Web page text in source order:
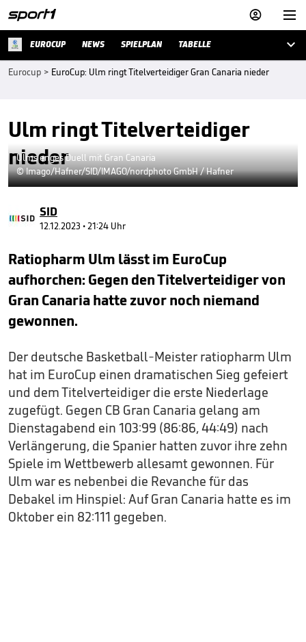


EUROCUP NEWS SPIELPLAN TABELLE 
Eurocup > EuroCup: Ulm ringt Titelverteidiger Gran Canaria nieder
Ulm ringt Titelverteidiger
nieder
Ulms enges Duell mit Gran Canaria
© Imago/Hafner/SID/IMAGO/nordphoto GmbH / Hafner
SID
12.12.2023 • 21:24 Uhr
Ratiopharm Ulm lässt im EuroCup
aufhorchen: Gegen den Titelverteidiger von
Gran Canaria hatte zuvor noch niemand
gewonnen.
Der deutsche Basketball-Meister ratiopharm Ulm
hat im EuroCup einen dramatischen Sieg gefeiert
und dem Titelverteidiger die erste Niederlage
zugefügt. Gegen CB Gran Canaria gelang am
Dienstagabend ein 103:99 (86:86, 44:49) nach
Verlängerung, die Spanier hatten zuvor ihre zehn
Spiele im Wettbewerb allesamt gewonnen. Für
Ulm war es nebenbei die Revanche für das
Debakel im Hinspiel: Auf Gran Canaria hatte es im
Oktober ein 82:111 gegeben.